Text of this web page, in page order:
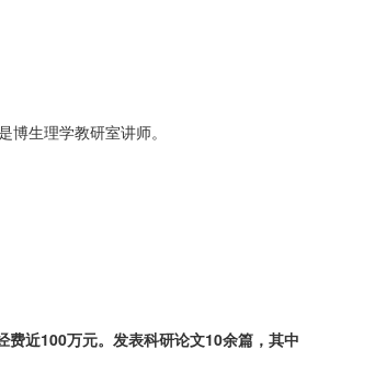
生理学教研室讲师。
近100万元。发表科研论文10余篇，其中